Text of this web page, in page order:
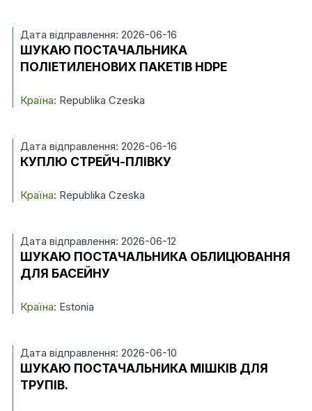
Дата відправлення: 2026-06-16
ШУКАЮ ПОСТАЧАЛЬНИКА
ПОЛІЕТИЛЕНОВИХ ПАКЕТІВ HDPE
Країна: Republika Czeska
Дата відправлення: 2026-06-16
КУПЛЮ СТРЕЙЧ-ПЛІВКУ
Країна: Republika Czeska
Дата відправлення: 2026-06-12
ШУКАЮ ПОСТАЧАЛЬНИКА ОБЛИЦЮВАННЯ
ДЛЯ БАСЕЙНУ
Країна: Estonia
Дата відправлення: 2026-06-10
ШУКАЮ ПОСТАЧАЛЬНИКА МІШКІВ ДЛЯ
ТРУПІВ.